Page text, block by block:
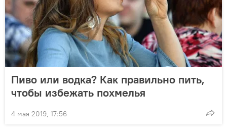
Пиво или водка? Как правильно пить,
чтобы избежать похмелья
4 мая 2019, 17:56